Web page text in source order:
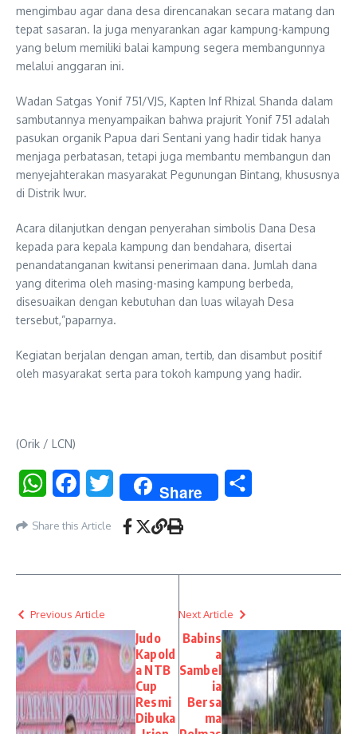
mengimbau agar dana desa direncanakan secara matang dan
tepat sasaran. Ia juga menyarankan agar kampung-kampung
yang belum memiliki balai kampung segera membangunnya
melalui anggaran ini.
Wadan Satgas Yonif 751/VJS, Kapten Inf Rhizal Shanda dalam
sambutannya menyampaikan bahwa prajurit Yonif 751 adalah
pasukan organik Papua dari Sentani yang hadir tidak hanya
menjaga perbatasan, tetapi juga membantu membangun dan
menyejahterakan masyarakat Pegunungan Bintang, khususnya
di Distrik Iwur.
Acara dilanjutkan dengan penyerahan simbolis Dana Desa
kepada para kepala kampung dan bendahara, disertai
penandatanganan kwitansi penerimaan dana. Jumlah dana
yang diterima oleh masing-masing kampung berbeda,
disesuaikan dengan kebutuhan dan luas wilayah Desa
tersebut,”paparnya.
Kegiatan berjalan dengan aman, tertib, dan disambut positif
oleh masyarakat serta para tokoh kampung yang hadir.
(Orik / LCN)
WhatsAppFacebookTwitter Share
Share this Article
Previous Article
Judo
Kapold
a NTB
Cup
Resmi
Dibuka
Next Article
Babins
a
Sambel
ia
Bersa
ma